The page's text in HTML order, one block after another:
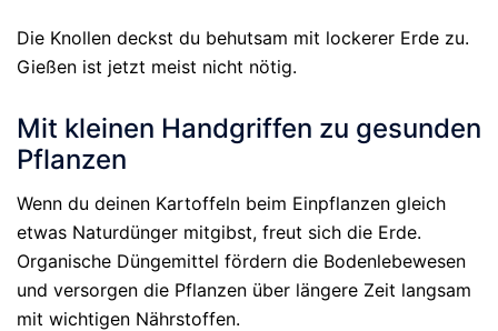
Die Knollen deckst du behutsam mit lockerer Erde zu.
Gießen ist jetzt meist nicht nötig.
Mit kleinen Handgriffen zu gesunden
Pflanzen
Wenn du deinen Kartoffeln beim Einpflanzen gleich
etwas Naturdünger mitgibst, freut sich die Erde.
Organische Düngemittel fördern die Bodenlebewesen
und versorgen die Pflanzen über längere Zeit langsam
mit wichtigen Nährstoffen.